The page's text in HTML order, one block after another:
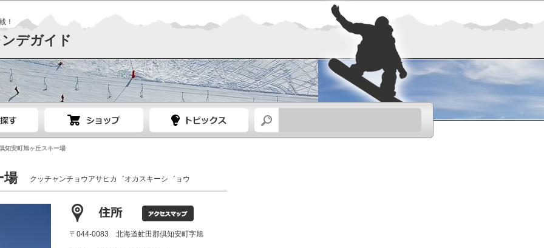
！
デガイド
知安町旭ヶ丘スキー場
場 クッチャンチョウアサヒカ゛オカスキーシ゛ョウ
〒044-0083 北海道虻田郡倶知安町字旭